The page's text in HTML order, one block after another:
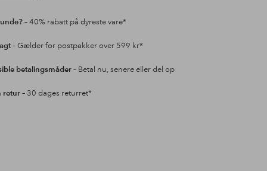
– 40% rabatt på dyreste vare*
– Gælder for postpakker over 599 kr*
betalingsmåder– Betal nu, senere eller del op
retur– 30 dages returret*